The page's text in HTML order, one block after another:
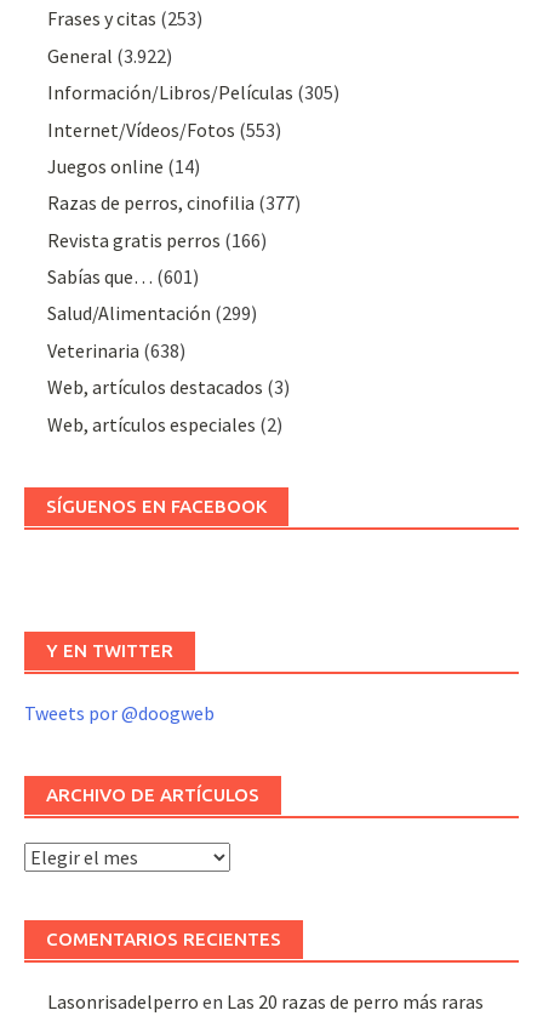
Frases y citas (253)
General (3.922)
Información/Libros/Películas (305)
Internet/Vídeos/Fotos (553)
Juegos online (14)
Razas de perros, cinofilia (377)
Revista gratis perros (166)
Sabías que… (601)
Salud/Alimentación (299)
Veterinaria (638)
Web, artículos destacados (3)
Web, artículos especiales (2)
SÍGUENOS EN FACEBOOK
Y EN TWITTER
Tweets por @doogweb
ARCHIVO DE ARTÍCULOS
Archivo
COMENTARIOS RECIENTES
Lasonrisadelperro en Las 20 razas de perro más raras